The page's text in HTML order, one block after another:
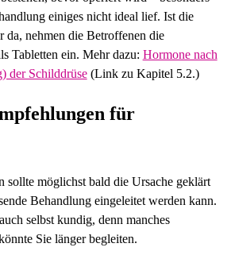
einiges nicht ideal lief. Ist die
da, nehmen die Betroffenen die
Tabletten ein. Mehr dazu: Hormone nach
der Schilddrüse(Link zu Kapitel 5.2.)
für
sollte möglichst bald die Ursache geklärt
Behandlung eingeleitet werden kann.
selbst kundig, denn manches
Sie länger begleiten.